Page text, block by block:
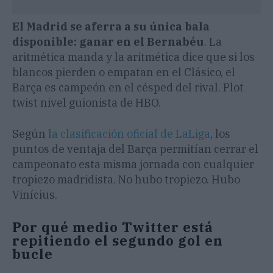
El Madrid se aferra a su única bala
disponible: ganar en el Bernabéu. La
aritmética manda y la aritmética dice que si los
blancos pierden o empatan en el Clásico, el
Barça es campeón en el césped del rival. Plot
twist nivel guionista de HBO.
Según la clasificación oficial de LaLiga, los
puntos de ventaja del Barça permitían cerrar el
campeonato esta misma jornada con cualquier
tropiezo madridista. No hubo tropiezo. Hubo
Vinícius.
Por qué medio Twitter está
repitiendo el segundo gol en
bucle